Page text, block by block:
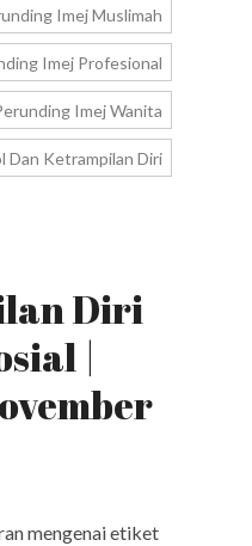
Imej Muslimah
Imej Profesional
Imej Wanita
Dan Ketrampilan Diri
Diri
|
mengenai etiket